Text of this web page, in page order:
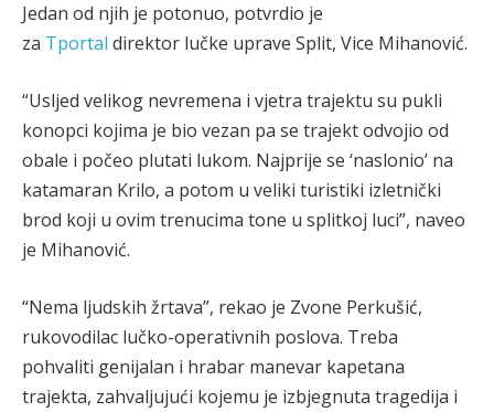
Jedan od njih je potonuo, potvrdio je
za Tportal direktor lučke uprave Split, Vice Mihanović.
“Usljed velikog nevremena i vjetra trajektu su pukli
konopci kojima je bio vezan pa se trajekt odvojio od
obale i počeo plutati lukom. Najprije se ‘naslonio’ na
katamaran Krilo, a potom u veliki turistiki izletnički
brod koji u ovim trenucima tone u splitkoj luci”, naveo
je Mihanović.
“Nema ljudskih žrtava”, rekao je Zvone Perkušić,
rukovodilac lučko-operativnih poslova. Treba
pohvaliti genijalan i hrabar manevar kapetana
trajekta, zahvaljujući kojemu je izbjegnuta tragedija i